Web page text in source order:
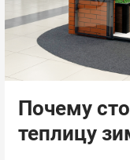
Почему
теплицу